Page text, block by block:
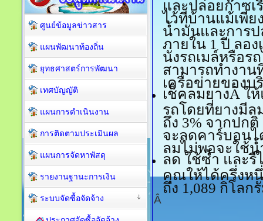
และปล่อยก๊าซเ
ไว้ที่บ้านแม้เพีย
น้ำมันและการป
ภายใน 1 ปี ลอ
นั่งรถเมล์หรือ
สามารถทำงาน
เครื่อข่ายของบ
เช็คลมยางÂ ใ
รถโดยที่ยางมีล
ถึง 3% จากปก
จะลดคาร์บอนไ
ลมไม่พอจะใช้น้
ลด ใช้ซ้ำ และรี
คุณให้ได้ครึ่งห
ถึง 1,089 กิโลก
Â
ศูนย์ข้อมูลข่าวสาร
แผนพัฒนาท้องถิ่น
ยุทธศาสตร์การพัฒนา
เทศบัญญัติ
แผนการดำเนินงาน
การติดตามประเมินผล
แผนการจัดหาพัสดุ
รายงานฐานะการเงิน
ระบบจัดซื้อจัดจ้าง